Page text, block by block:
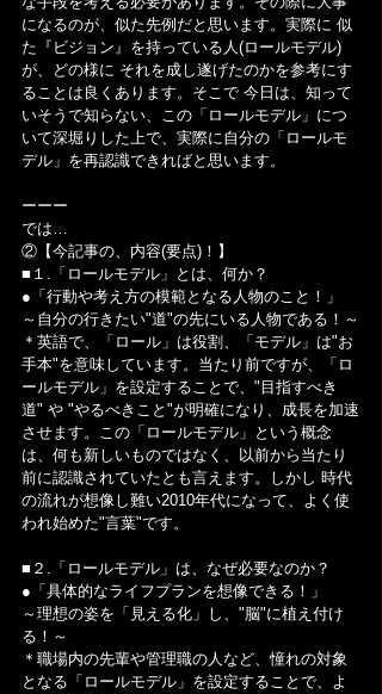
になるのが、似た先例だと思います。実際に 似
た『ビジョン』を持っている人(ロールモデル)
が、どの様に それを成し遂げたのかを参考にす
ることは良くあります。そこで 今日は、知って
いそうで知らない、この「ロールモデル」につ
いて深堀りした上で、実際に自分の「ロールモ
デル」を再認識できればと思います。
ーーー
では…
②【今記事の、内容(要点)！】
■１.「ロールモデル」とは、何か？
●「行動や考え方の模範となる人物のこと！」
～自分の行きたい"道"の先にいる人物である！～
＊英語で、「ロール」は役割、「モデル」は"お
手本"を意味しています。当たり前ですが、「ロ
ールモデル」を設定することで、"目指すべき
道" や "やるべきこと"が明確になり、成長を加速
させます。この「ロールモデル」という概念
は、何も新しいものではなく、以前から当たり
前に認識されていたとも言えます。しかし 時代
の流れが想像し難い2010年代になって、よく使
われ始めた"言葉"です。
■２.「ロールモデル」は、なぜ必要なのか？
●「具体的なライフプランを想像できる！」
～理想の姿を「見える化」し、"脳"に植え付け
る！～
＊職場内の先輩や管理職の人など、憧れの対象
となる「ロールモデル」を設定することで、よ